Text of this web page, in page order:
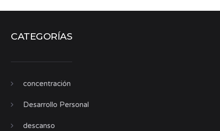
CATEGORÍAS
concentración
Desarrollo Personal
descanso